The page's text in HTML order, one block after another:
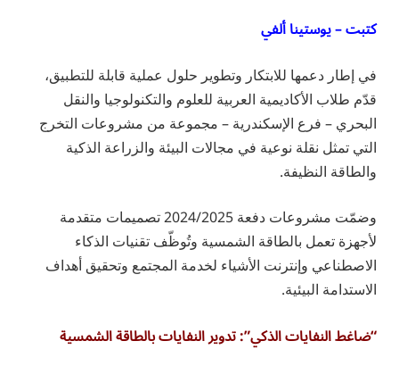
كتبت – يوستينا ألفي
في إطار دعمها للابتكار وتطوير حلول عملية قابلة للتطبيق،
قدّم طلاب الأكاديمية العربية للعلوم والتكنولوجيا والنقل
البحري – فرع الإسكندرية – مجموعة من مشروعات التخرج
التي تمثل نقلة نوعية في مجالات البيئة والزراعة الذكية
والطاقة النظيفة.
وضمّت مشروعات دفعة 2024/2025 تصميمات متقدمة
لأجهزة تعمل بالطاقة الشمسية وتُوظّف تقنيات الذكاء
الاصطناعي وإنترنت الأشياء لخدمة المجتمع وتحقيق أهداف
الاستدامة البيئية.
“ضاغط النفايات الذكي”: تدوير النفايات بالطاقة الشمسية